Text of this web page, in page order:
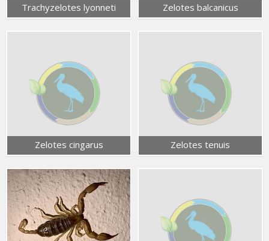
Trachyzelotes lyonneti Zelotes balcanicus
Zelotes cingarus Zelotes tenuis